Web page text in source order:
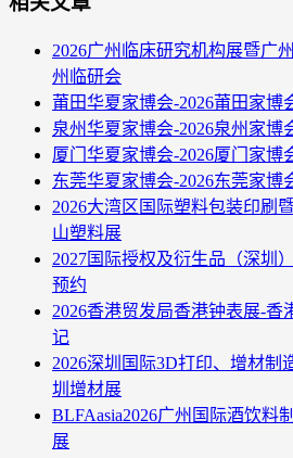
2026广州临床研究机构展暨广
州临研会
莆田华夏家博会-2026莆田家博
泉州华夏家博会-2026泉州家博
厦门华夏家博会-2026厦门家博
东莞华夏家博会-2026东莞家博
2026大湾区国际塑料包装印刷
山塑料展
2027国际授权及衍生品（深圳
预约
2026香港贸发局香港钟表展-香
记
2026深圳国际3D打印、增材制
圳增材展
BLFAasia2026广州国际酒饮料
展